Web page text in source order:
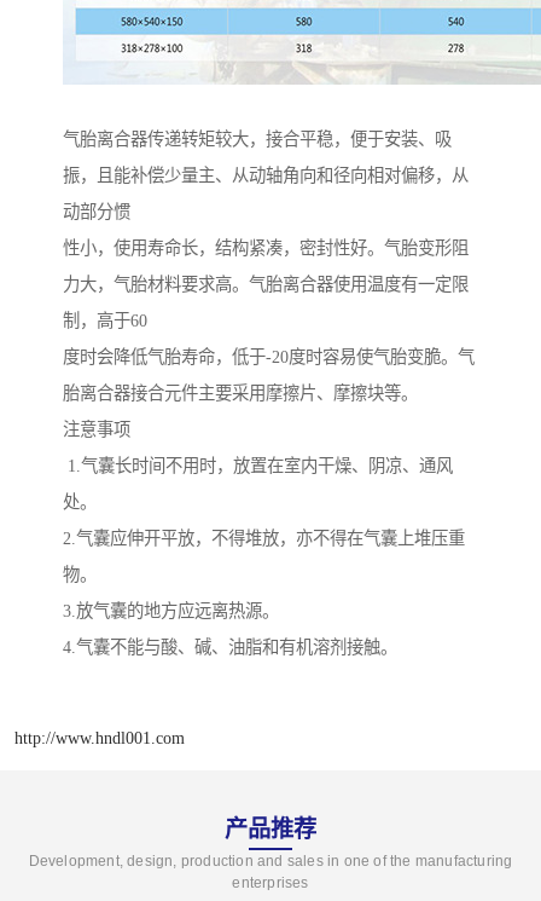
气胎离合器传递转矩较大，接合平稳，便于安装、吸
振，且能补偿少量主、从动轴角向和径向相对偏移，从
动部分惯
性小，使用寿命长，结构紧凑，密封性好。气胎变形阻
力大，气胎材料要求高。气胎离合器使用温度有一定限
制，高于60
度时会降低气胎寿命，低于-20度时容易使气胎变脆。气
胎离合器接合元件主要采用摩擦片、摩擦块等。
注意事项
1.气囊长时间不用时，放置在室内干燥、阴凉、通风
处。
2.气囊应伸开平放，不得堆放，亦不得在气囊上堆压重
物。
3.放气囊的地方应远离热源。
4.气囊不能与酸、碱、油脂和有机溶剂接触。
http://www.hndl001.com
产品推荐
Development, design, production and sales in one of the manufacturing
enterprises